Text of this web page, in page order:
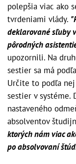
polepšia viac ako
tvrdeniami vlády.
deklarované sľuby
pôrodných
upozornili. Na
sestier sa má
Určite to podľa
sestier v systéme.
nastaveného
absolventov
ktorých nám viac
po absolvovaní